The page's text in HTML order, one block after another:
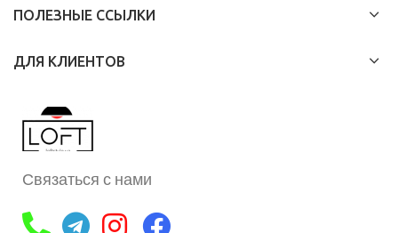
ПОЛЕЗНЫЕ ССЫЛКИ
ДЛЯ КЛИЕНТОВ
Связаться с нами